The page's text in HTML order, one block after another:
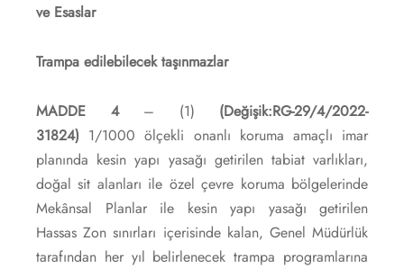
ve Esaslar
Trampa edilebilecek taşınmazlar
MADDE 4– (1) (Değişik:RG-29/4/2022-
31824) 1/1000 ölçekli onanlı koruma amaçlı imar
planında kesin yapı yasağı getirilen tabiat varlıkları,
doğal sit alanları ile özel çevre koruma bölgelerinde
Mekânsal Planlar ile kesin yapı yasağı getirilen
Hassas Zon sınırları içerisinde kalan, Genel Müdürlük
tarafından her yıl belirlenecek trampa programlarına